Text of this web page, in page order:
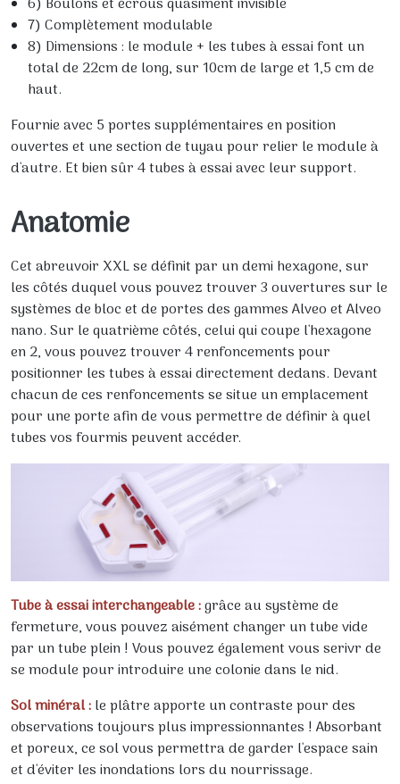
7) Complètement modulable
8) Dimensions : le module + les tubes à essai font un
total de 22cm de long, sur 10cm de large et 1,5 cm de
haut.
Fournie avec 5 portes supplémentaires en position
ouvertes et une section de tuyau pour relier le module à
d'autre. Et bien sûr 4 tubes à essai avec leur support.
Anatomie
Cet abreuvoir XXL se définit par un demi hexagone, sur
les côtés duquel vous pouvez trouver 3 ouvertures sur le
systèmes de bloc et de portes des gammes Alveo et Alveo
nano. Sur le quatrième côtés, celui qui coupe l'hexagone
en 2, vous pouvez trouver 4 renfoncements pour
positionner les tubes à essai directement dedans. Devant
chacun de ces renfoncements se situe un emplacement
pour une porte afin de vous permettre de définir à quel
tubes vos fourmis peuvent accéder.
Tube à essai interchangeable :grâce au système de
fermeture, vous pouvez aisément changer un tube vide
par un tube plein ! Vous pouvez également vous serivr de
se module pour introduire une colonie dans le nid.
Sol minéral :le plâtre apporte un contraste pour des
observations toujours plus impressionnantes ! Absorbant
et poreux, ce sol vous permettra de garder l'espace sain
et d'éviter les inondations lors du nourrissage.